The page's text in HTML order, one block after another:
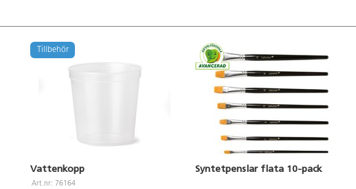
Tillbehör
Vattenkopp
Art.nr: 76164
Syntetpenslar flata 10-pack